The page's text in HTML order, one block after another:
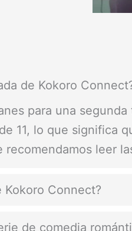
de Kokoro
para una
11, lo que significa
leer
Kokoro Connect?
de comedia